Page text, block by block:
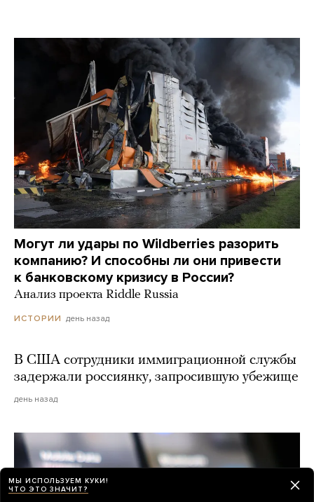
Могут ли удары по Wildberries разорить
компанию? И способны ли они привести
к банковскому кризису в России?
Анализ проекта Riddle Russia
ИСТОРИИ день назад
В США сотрудники иммиграционной службы
задержали россиянку, запросившую убежище
день назад
МЫ ИСПОЛЬЗУЕМ КУКИ!
ЧТО ЭТО ЗНАЧИТ?